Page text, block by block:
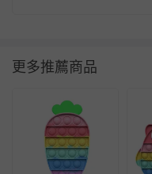
更多推薦商品